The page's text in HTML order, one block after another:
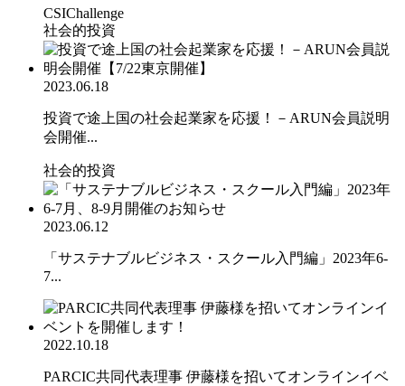
CSIChallenge
社会的投資
2023.06.18
投資で途上国の社会起業家を応援！－ARUN会員説明
会開催...
社会的投資
2023.06.12
「サステナブルビジネス・スクール入門編」2023年6-
7...
2022.10.18
PARCIC共同代表理事 伊藤様を招いてオンラインイベ